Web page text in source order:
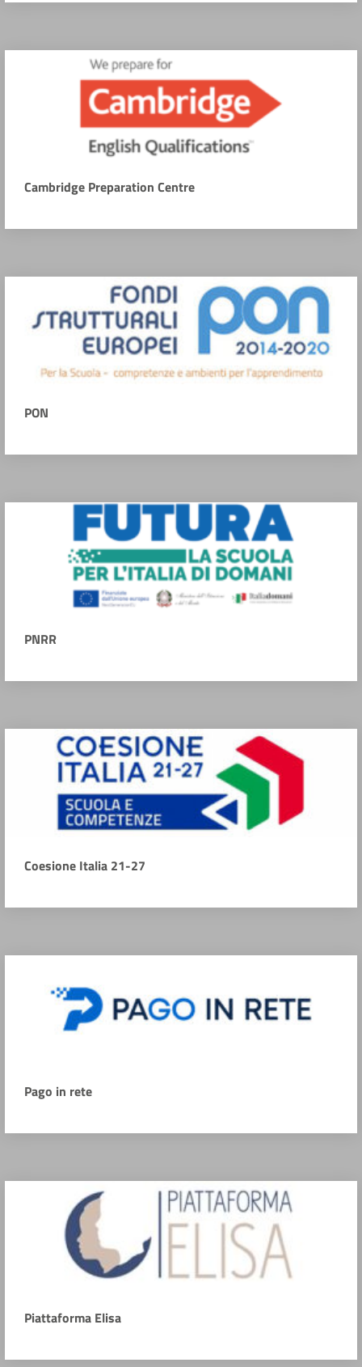
Cambridge Preparation Centre
PON
PNRR
Coesione Italia 21-27
Pago in rete
Piattaforma Elisa